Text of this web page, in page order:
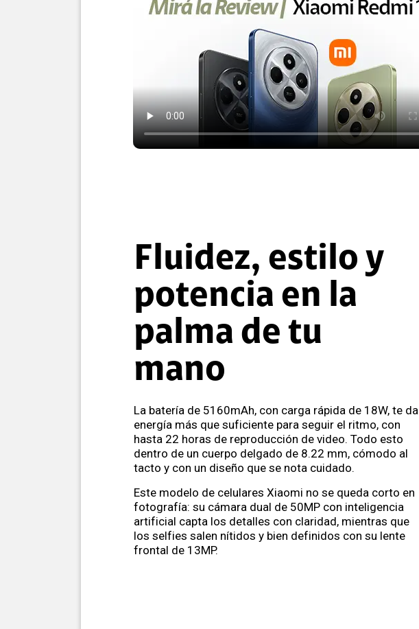
Fluidez, estilo y
potencia en la
palma de tu
mano
La batería de 5160mAh, con carga rápida de 18W, te da
energía más que suficiente para seguir el ritmo, con
hasta 22 horas de reproducción de video. Todo esto
dentro de un cuerpo delgado de 8.22 mm, cómodo al
tacto y con un diseño que se nota cuidado.
Este modelo de celulares Xiaomi no se queda corto en
fotografía: su cámara dual de 50MP con inteligencia
artificial capta los detalles con claridad, mientras que
los selfies salen nítidos y bien definidos con su lente
frontal de 13MP.